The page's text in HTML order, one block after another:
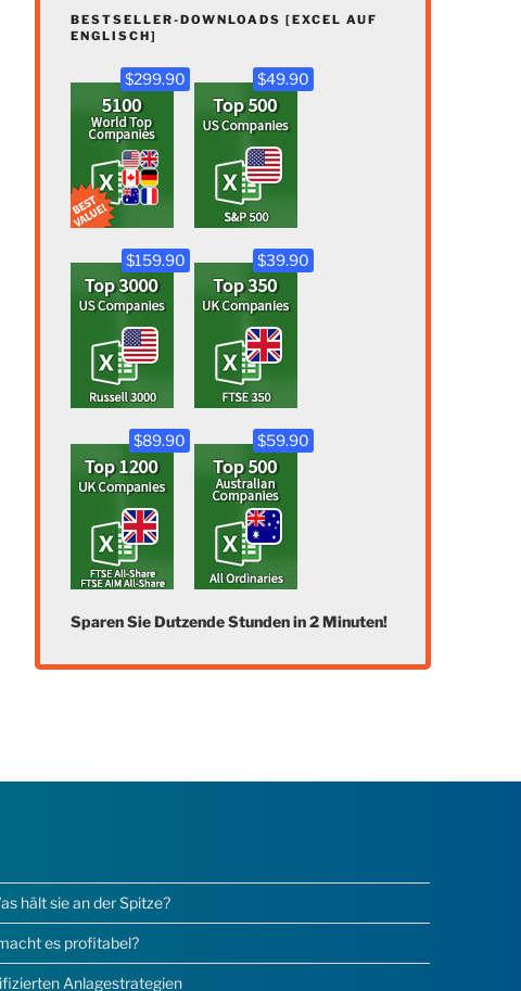
BESTSELLER-DOWNLOADS [EXCEL AUF
ENGLISCH]
$299.90 $49.90
$159.90 $39.90
$89.90 $59.90
Sparen Sie Dutzende Stunden in 2 Minuten!
hält sie an der Spitze?
es profitabel?
Anlagestrategien